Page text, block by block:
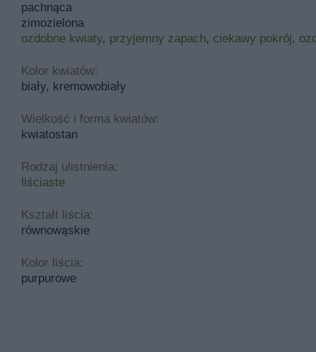
pachnąca
zimozielona
ozdobne kwiaty, przyjemny zapach, ciekawy pokrój,
Kolor kwiatów:
biały, kremowobiały
Wielkość i forma kwiatów:
kwiatostan
Rodzaj ulistnienia:
liściaste
Kształt liścia:
równowąskie
Kolor liścia:
purpurowe